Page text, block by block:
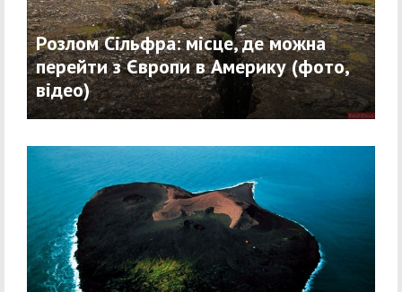
Розлом Сільфра: місце, де можна
перейти з Європи в Америку (фото,
відео)